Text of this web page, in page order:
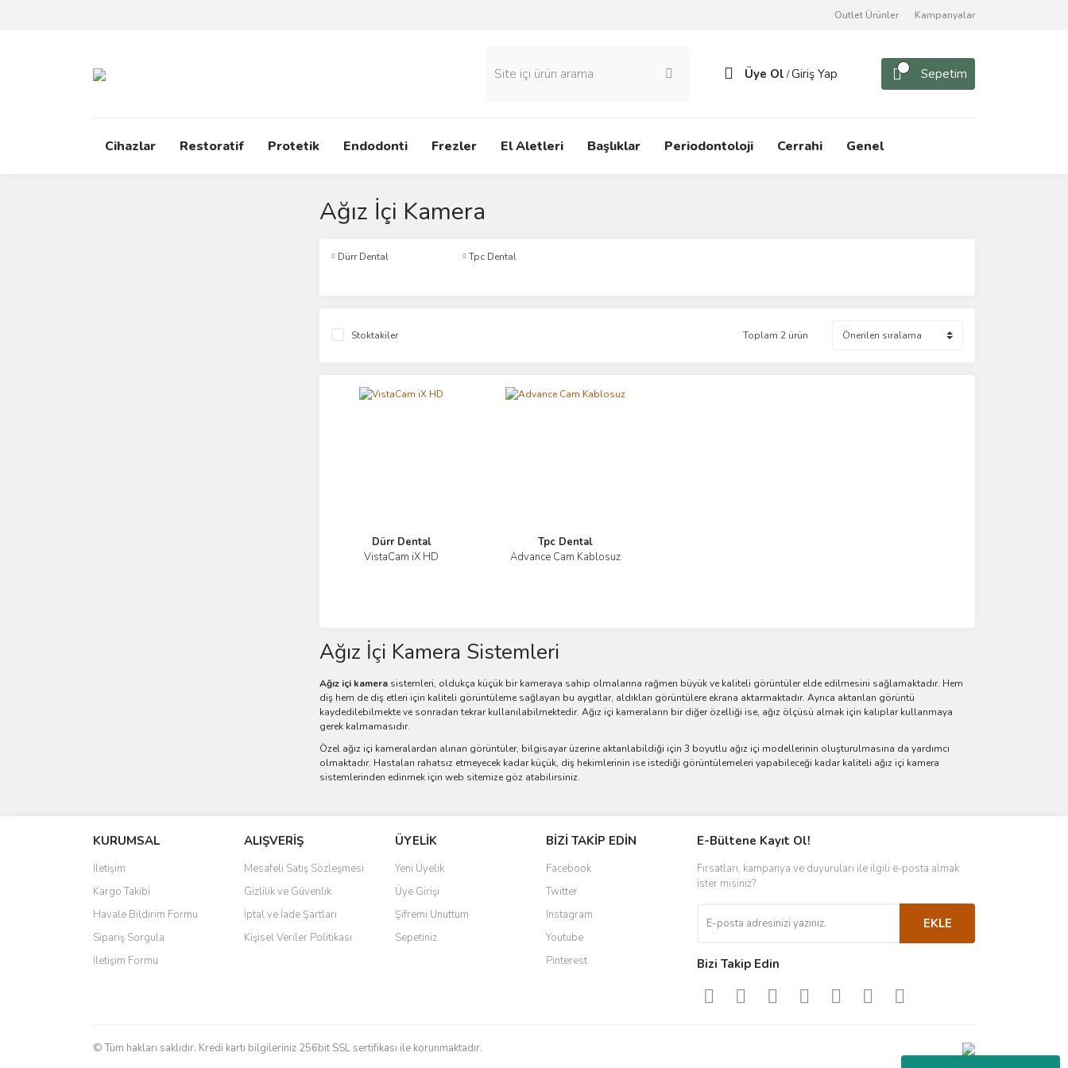
Outlet Ürünler Kampanyalar
Üye Ol /Giriş Yap Sepetim
Cihazlar Restoratif Protetik Endodonti Frezler El Aletleri Başlıklar Periodontoloji Cerrahi Genel
Ağız İçi Kamera
Dürr Dental Tpc Dental
Stoktakiler Toplam 2 ürün
Dürr Dental
VistaCam iX HD
Tpc Dental
Advance Cam Kablosuz
Ağız İçi Kamera Sistemleri
Ağız içi kamera sistemleri, oldukça küçük bir kameraya sahip olmalarına rağmen büyük ve kaliteli görüntüler elde edilmesini sağlamaktadır. Hem
diş hem de diş etleri için kaliteli görüntüleme sağlayan bu aygıtlar, aldıkları görüntülere ekrana aktarmaktadır. Ayrıca aktarılan görüntü
kaydedilebilmekte ve sonradan tekrar kullanılabilmektedir. Ağız içi kameraların bir diğer özelliği ise, ağız ölçüsü almak için kalıplar kullanmaya
gerek kalmamasıdır.
Özel ağız içi kameralardan alınan görüntüler, bilgisayar üzerine aktarılabildiği için 3 boyutlu ağız içi modellerinin oluşturulmasına da yardımcı
olmaktadır. Hastaları rahatsız etmeyecek kadar küçük, diş hekimlerinin ise istediği görüntülemeleri yapabileceği kadar kaliteli ağız içi kamera
sistemlerinden edinmek için web sitemize göz atabilirsiniz.
KURUMSAL
İletişim
Kargo Takibi
Havale Bildirim Formu
Sipariş Sorgula
İletişim Formu
ALIŞVERİŞ
Mesafeli Satış Sözleşmesi
Gizlilik ve Güvenlik
İptal ve İade Şartları
Kişisel Veriler Politikası
ÜYELİK
Yeni Üyelik
Üye Girişi
Şifremi Unuttum
Sepetiniz
BİZİ TAKİP EDİN
Facebook
Twitter
Instagram
Youtube
Pinterest
E-Bültene Kayıt Ol!
Fırsatları, kampanya ve duyuruları ile ilgili e-posta almak
ister misiniz?
EKLE
Bizi Takip Edin
© Tüm hakları saklıdır. Kredi kartı bilgileriniz 256bit SSL sertifikası ile korunmaktadır.